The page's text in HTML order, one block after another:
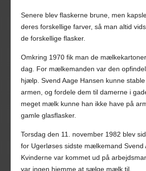
Senere blev flaskerne brune, men
deres forskellige farver, så man altid
de forskellige flasker.
Omkring 1970 fik man de
dag. For mælkemanden var den
hjælp. Svend Aage Hansen kunne
armen, og fordele dem til damerne i
meget mælk kunne han ikke have på
gamle glasflasker.
Torsdag den 11. november 1982 blev
for Ugerløses sidste mælkemand Svend
Kvinderne var kommet ud på
var ingen hjemme at sælge mælk til.